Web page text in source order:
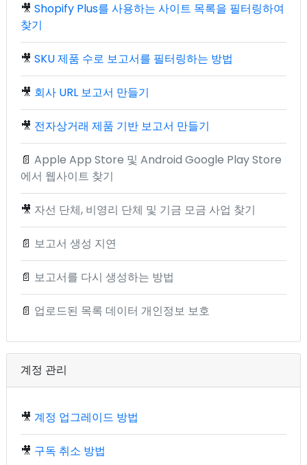
🎥 Shopify Plus를 사용하는 사이트 목록을 필터링하여
찾기
🎥 SKU 제품 수로 보고서를 필터링하는 방법
🎥 회사 URL 보고서 만들기
🎥 전자상거래 제품 기반 보고서 만들기
📄 Apple App Store 및 Android Google Play Store
에서 웹사이트 찾기
🎥 자선 단체, 비영리 단체 및 기금 모금 사업 찾기
📄 보고서 생성 지연
📄 보고서를 다시 생성하는 방법
📄 업로드된 목록 데이터 개인정보 보호
계정 관리
🎥 계정 업그레이드 방법
🎥 구독 취소 방법